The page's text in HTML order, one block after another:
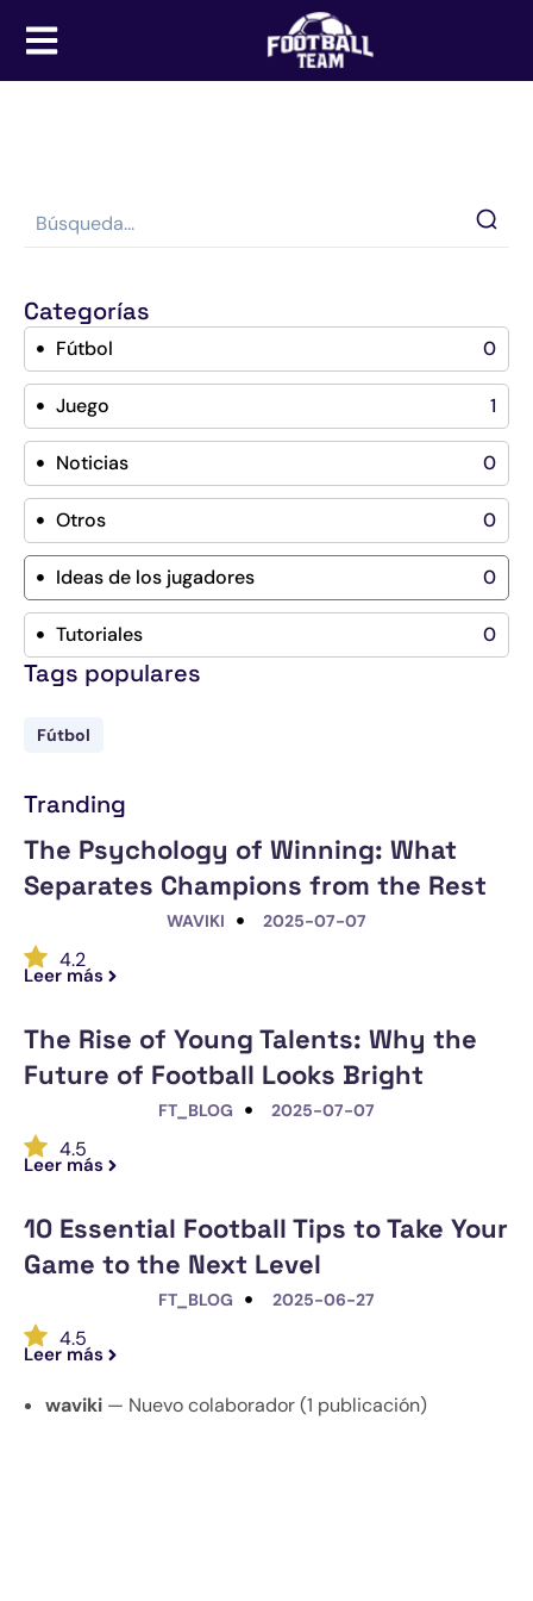
Categorías
Fútbol 0
Juego 1
Noticias 0
Otros 0
Ideas de los jugadores 0
Tutoriales 0
Tags populares
Fútbol
Tranding
WAVIKI 2025-07-07
4.2
The Psychology of Winning: What
Separates Champions from the Rest
Leer más
FT_BLOG 2025-07-07
4.5
The Rise of Young Talents: Why the
Future of Football Looks Bright
Leer más
FT_BLOG 2025-06-27
4.5
10 Essential Football Tips to Take Your
Game to the Next Level
Leer más
waviki— Nuevo colaborador (1 publicación)